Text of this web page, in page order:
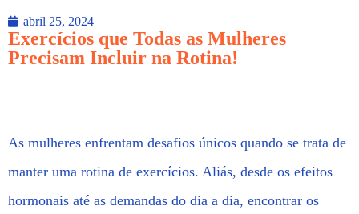
abril 25, 2024
Exercícios que Todas as Mulheres
Precisam Incluir na Rotina!
As mulheres enfrentam desafios únicos quando se trata de
manter uma rotina de exercícios. Aliás, desde os efeitos
hormonais até as demandas do dia a dia, encontrar os